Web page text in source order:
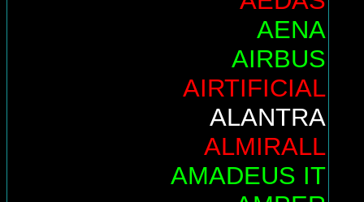
AENA
AIRBUS
AIRTIFICIAL
ALANTRA
ALMIRALL
AMADEUS IT